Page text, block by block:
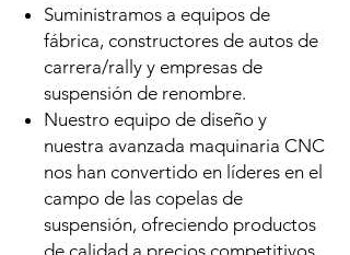
Suministramos a equipos de
fábrica, constructores de autos de
carrera/rally y empresas de
suspensión de renombre.
Nuestro equipo de diseño y
nuestra avanzada maquinaria CNC
nos han convertido en líderes en el
campo de las copelas de
suspensión, ofreciendo productos
de calidad a precios competitivos.